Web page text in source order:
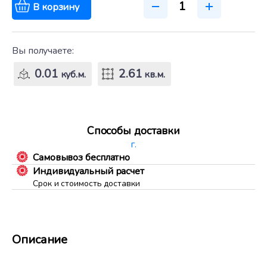
В корзину
Вы получаете:
0.01 куб.м. 2.61 кв.м.
Способы доставки
г.
Самовывоз бесплатно
Индивидуальный расчет
Срок и стоимость доставки
Описание